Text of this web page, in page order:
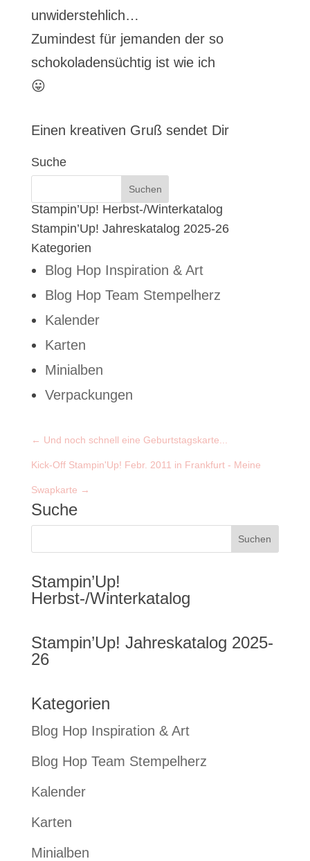
unwiderstehlich…
Zumindest für jemanden der so
schokoladensüchtig ist wie ich
😛
Einen kreativen Gruß sendet Dir
Suche
Stampin’Up! Herbst-/Winterkatalog
Stampin’Up! Jahreskatalog 2025-26
Kategorien
Blog Hop Inspiration & Art
Blog Hop Team Stempelherz
Kalender
Karten
Minialben
Verpackungen
← Und noch schnell eine Geburtstagskarte...
Kick-Off Stampin'Up! Febr. 2011 in Frankfurt - Meine
Swapkarte →
Suche
Stampin’Up!
Herbst-/Winterkatalog
Stampin’Up! Jahreskatalog 2025-
26
Kategorien
Blog Hop Inspiration & Art
Blog Hop Team Stempelherz
Kalender
Karten
Minialben